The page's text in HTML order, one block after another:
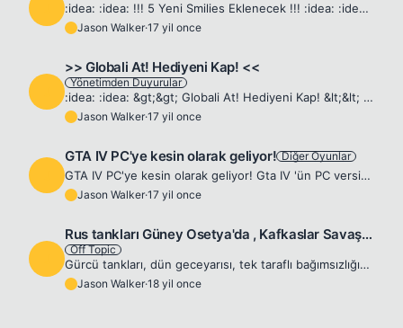
:idea: :idea: !!! 5 Yeni Smilies Eklenecek !!! :idea: :idea: Forumumuza 5 yeni smilies daha ekleyeceğiz. Sizlerdende smilies önerileri almak istedik. Herkes bizim forumumuza uygun güzel smilies'leri s...
Jason Walker·17 yil once
>> Globali At! Hediyeni Kap! <<
Yönetimden Duyurular
:idea: :idea: &gt;&gt; Globali At! Hediyeni Kap! &lt;&lt; :idea: :idea: Yarışmanın başlama ve bitiş tarihleri : 23 Ağustos 2008 ~ 01 Aralık 2008 En çok global atan, en güzel globali yazan 3 kişi kazan...
Jason Walker·17 yil once
GTA IV PC'ye kesin olarak geliyor! Diğer Oyunlar
GTA IV PC'ye kesin olarak geliyor! Gta IV 'ün PC versiyonu çıkmayacağı konusunda birçok duyum ve söylenti ortaya çıktı. Buna en iyi cevap Rockstar Games firmasından geldi. Rockstar Games tarafından y...
Jason Walker·17 yil once
Rus tankları Güney Osetya'da , Kafkaslar Savaşın Eşiğinde !!
Off Topic
Gürcü tankları, dün geceyarısı, tek taraflı bağımsızlığını ilan eden Güney Osetya'nın başkenti Tshinvali'ye girdi. Bu gelişmenin ardından Rus jetleri Gürcü topraklarını bombaladı. Son olarak Gürcistan...
Jason Walker·18 yil once